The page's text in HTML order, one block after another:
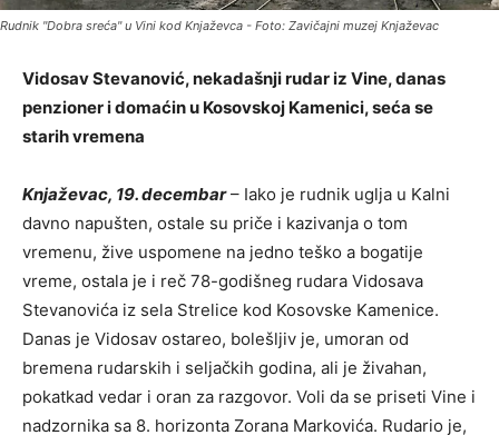
Rudnik "Dobra sreća" u Vini kod Knjaževca - Foto: Zavičajni muzej Knjaževac
Vidosav Stevanović, nekadašnji rudar iz Vine, danas
penzioner i domaćin u Kosovskoj Kamenici, seća se
starih vremena
Knjaževac, 19. decembar– Iako je rudnik uglja u Kalni
davno napušten, ostale su priče i kazivanja o tom
vremenu, žive uspomene na jedno teško a bogatije
vreme, ostala je i reč 78-godišneg rudara Vidosava
Stevanovića iz sela Strelice kod Kosovske Kamenice.
Danas je Vidosav ostareo, bolešljiv je, umoran od
bremena rudarskih i seljačkih godina, ali je živahan,
pokatkad vedar i oran za razgovor. Voli da se priseti Vine i
nadzornika sa 8. horizonta Zorana Markovića. Rudario je,